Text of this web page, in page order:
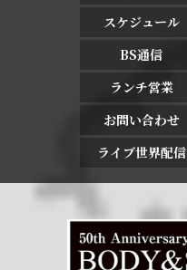
スケジュール
BS通信
ランチ営業
お問い合わせ
ライブ世界配信